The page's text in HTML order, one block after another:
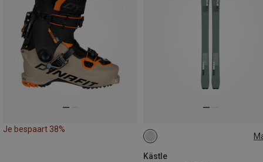
Je bespaart 38%
Kästle
174CM